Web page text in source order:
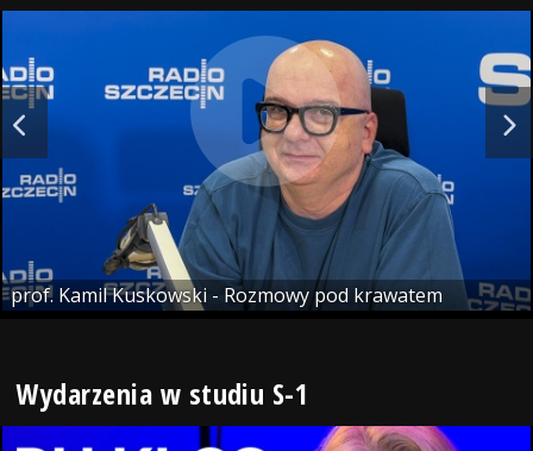
prof. Kamil Kuskowski - Rozmowy pod krawatem
Wydarzenia w studiu S-1